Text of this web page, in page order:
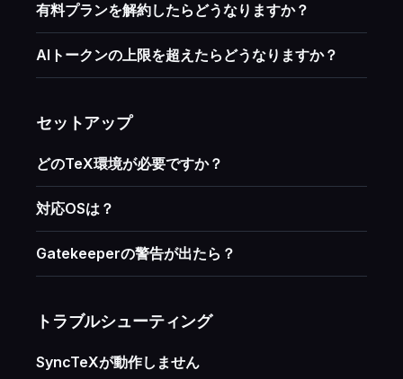
有料プランを解約したらどうなりますか？
AIトークンの上限を超えたらどうなりますか？
セットアップ
どのTeX環境が必要ですか？
対応OSは？
Gatekeeperの警告が出たら？
トラブルシューティング
SyncTeXが動作しません